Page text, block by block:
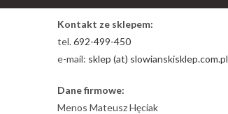
Kontakt ze sklepem:
tel.692-499-450
e-mail: sklep (at) slowianskisklep.com.pl
Dane firmowe:
Menos Mateusz Hęciak